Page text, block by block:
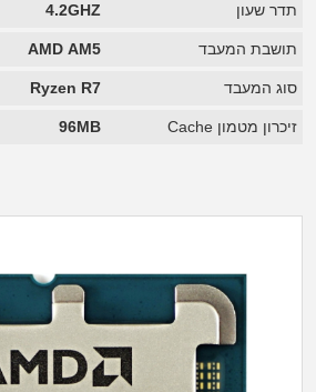
תדר שעון 4.2GHZ
תושבת המעבד AMD AM5
סוג המעבד Ryzen R7
זיכרון מטמון Cache 96MB